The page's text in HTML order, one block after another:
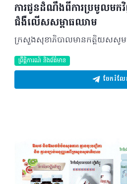
ការជូនដំណឹងពីការប្រមូលមក
ជំងឺលើសសម្ពាធឈាម
ព្រឹត្តិការណ៍ និងព័ត៌មាន
ចែករំល